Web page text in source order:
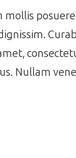
mollis
Nullam